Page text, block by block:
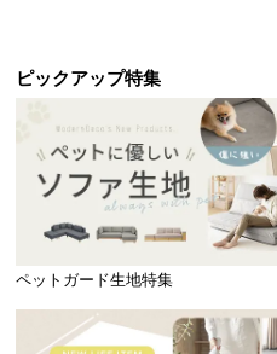
ピックアップ特集
ペットガード生地特集